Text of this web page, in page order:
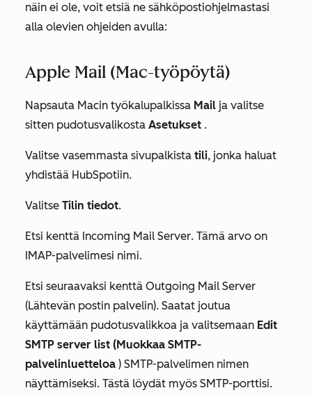
näin ei ole, voit etsiä ne sähköpostiohjelmastasi
alla olevien ohjeiden avulla:
Apple Mail (Mac-työpöytä)
Napsauta Macin työkalupalkissa Mail ja valitse
sitten pudotusvalikosta Asetukset .
Valitse vasemmasta sivupalkista tili, jonka haluat
yhdistää HubSpotiin.
Valitse Tilin tiedot.
Etsi kenttä Incoming Mail Server. Tämä arvo on
IMAP-palvelimesi nimi.
Etsi seuraavaksi kenttä Outgoing Mail Server
(Lähtevän postin palvelin). Saatat joutua
käyttämään pudotusvalikkoa ja valitsemaan Edit
SMTP server list (Muokkaa SMTP-
palvelinluetteloa ) SMTP-palvelimen nimen
näyttämiseksi. Tästä löydät myös SMTP-porttisi.